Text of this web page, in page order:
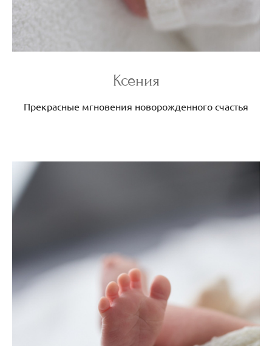
Ксения
Прекрасные мгновения новорожденного счастья